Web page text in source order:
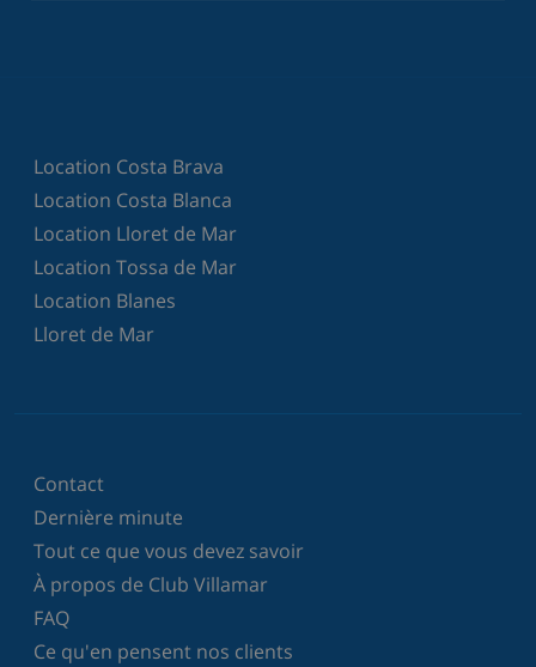
Location Costa Brava
Location Costa Blanca
Location Lloret de Mar
Location Tossa de Mar
Location Blanes
Lloret de Mar
Contact
Dernière minute
Tout ce que vous devez savoir
À propos de Club Villamar
FAQ
Ce qu'en pensent nos clients